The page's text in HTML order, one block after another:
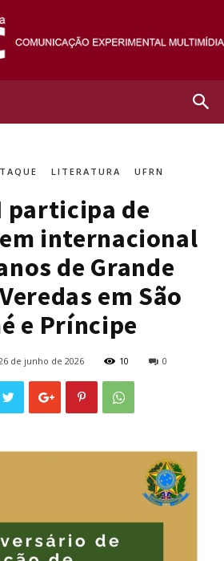
LITERATURA UFRN
participa de
internacional
de Grande
em São
e Príncipe
de junho de 2026 10 0